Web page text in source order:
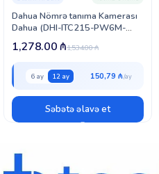
Dahua Nömrə tanıma Kamerası
Dahua (DHI-ITC215-PW6M-
IRLZF-O)
1,534.00₼
1,278.00₼
6 ay 12 ay 150,79 ₼
Səbətə əlavə et